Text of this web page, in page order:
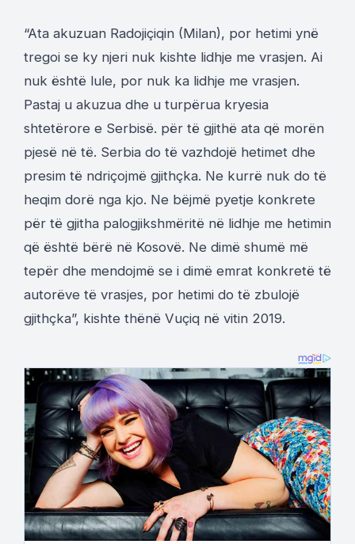
“Ata akuzuan Radojiçiqin (Milan), por hetimi ynë
tregoi se ky njeri nuk kishte lidhje me vrasjen. Ai
nuk është lule, por nuk ka lidhje me vrasjen.
Pastaj u akuzua dhe u turpërua kryesia
shtetërore e Serbisë. për të gjithë ata që morën
pjesë në të. Serbia do të vazhdojë hetimet dhe
presim të ndriçojmë gjithçka. Ne kurrë nuk do të
heqim dorë nga kjo. Ne bëjmë pyetje konkrete
për të gjitha palogjikshmëritë në lidhje me hetimin
që është bërë në Kosovë. Ne dimë shumë më
tepër dhe mendojmë se i dimë emrat konkretë të
autorëve të vrasjes, por hetimi do të zbulojë
gjithçka”, kishte thënë Vuçiq në vitin 2019.